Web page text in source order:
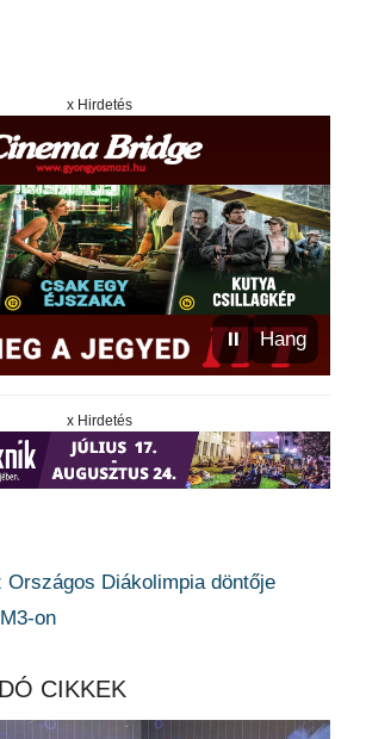
x Hirdetés
⏸ Hang
x Hirdetés
Országos Diákolimpia döntője
on
CIKKEK